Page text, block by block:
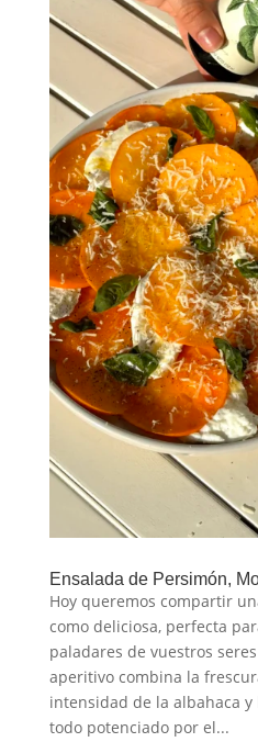
Ensalada de Persimón,
Hoy queremos compartir
como deliciosa, perfecta
paladares de vuestros
aperitivo combina la
intensidad de la albahaca
todo potenciado por el...